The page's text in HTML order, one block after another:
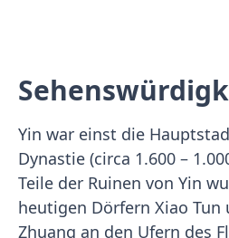
Yin war einst die
Dynastie (circa 1.600 –
Teile der Ruinen von Yin
heutigen Dörfern Xiao Tun
Zhuang an den Ufern des